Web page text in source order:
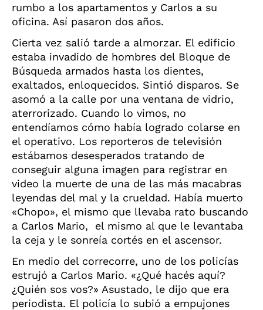
rumbo a los apartamentos y Carlos a su
oficina. Así pasaron dos años.
Cierta vez salió tarde a almorzar. El edificio
estaba invadido de hombres del Bloque de
Búsqueda armados hasta los dientes,
exaltados, enloquecidos. Sintió disparos. Se
asomó a la calle por una ventana de vidrio,
aterrorizado. Cuando lo vimos, no
entendíamos cómo había logrado colarse en
el operativo. Los reporteros de televisión
estábamos desesperados tratando de
conseguir alguna imagen para registrar en
video la muerte de una de las más macabras
leyendas del mal y la crueldad. Había muerto
«Chopo», el mismo que llevaba rato buscando
a Carlos Mario,
el mismo al que le levantaba
la ceja y le sonreía cortés en el ascensor.
En medio del correcorre, uno de los policías
estrujó a Carlos Mario. «¿Qué hacés aquí?
¿Quién sos vos?» Asustado, le dijo que era
periodista. El policía lo subió a empujones